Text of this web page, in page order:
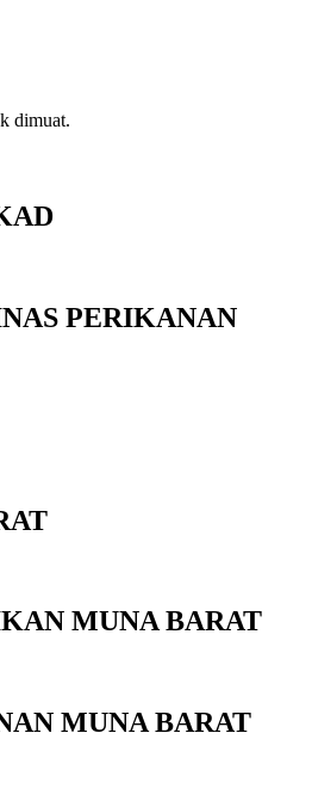
dimuat.
PERIKANAN
MUNA BARAT
MUNA BARAT